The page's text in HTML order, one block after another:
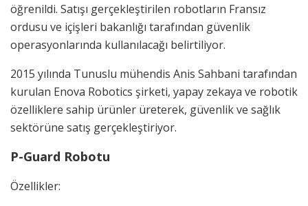
öğrenildi. Satışı gerçekleştirilen robotların Fransız
ordusu ve içişleri bakanlığı tarafından güvenlik
operasyonlarında kullanılacağı belirtiliyor.
2015 yılında Tunuslu mühendis Anis Sahbani tarafından
kurulan Enova Robotics şirketi, yapay zekaya ve robotik
özelliklere sahip ürünler üreterek, güvenlik ve sağlık
sektörüne satış gerçekleştiriyor.
P-Guard Robotu
Özellikler: